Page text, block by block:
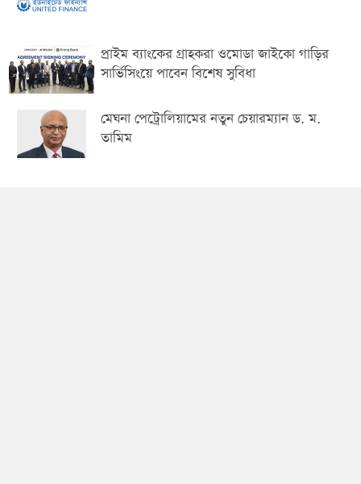
প্রাইম ব্যাংকের গ্রাহকরা ওমোডা জাইকো গাড়ির
সার্ভিসিংয়ে পাবেন বিশেষ সুবিধা
মেঘনা পেট্রোলিয়ামের নতুন চেয়ারম্যান ড. ম.
তামিম